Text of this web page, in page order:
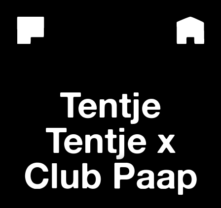
Tentje
Tentje x
Club Paap